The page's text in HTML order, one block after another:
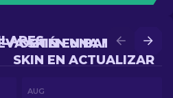
OBTÉN UNA MEJOR
SKIN EN ACTUALIZAR
SKIN EN BATALLA
AUG